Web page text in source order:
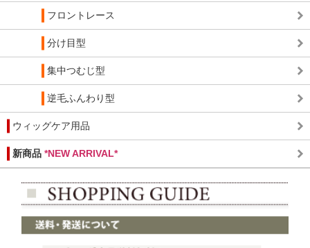
フロントレース
分け目型
集中つむじ型
逆毛ふんわり型
ウィッグケア用品
新商品 *NEW ARRIVAL*